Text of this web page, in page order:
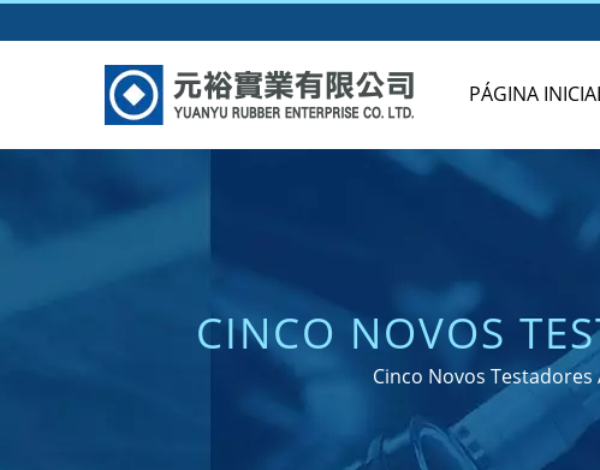
PÁGINA
CINCO NOVOS
ANOS DE Cinco Novos